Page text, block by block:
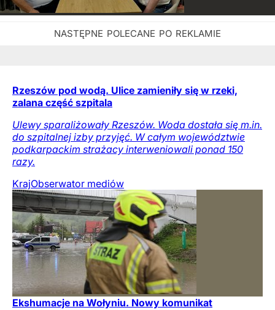
Rzeszów pod wodą. Ulice zamieniły się w rzeki,
zalana część szpitala
Ulewy sparaliżowały Rzeszów. Woda dostała się m.in.
do szpitalnej izby przyjęć. W całym województwie
podkarpackim strażacy interweniowali ponad 150
razy.
KrajObserwator mediów
Ekshumacje na Wołyniu. Nowy komunikat